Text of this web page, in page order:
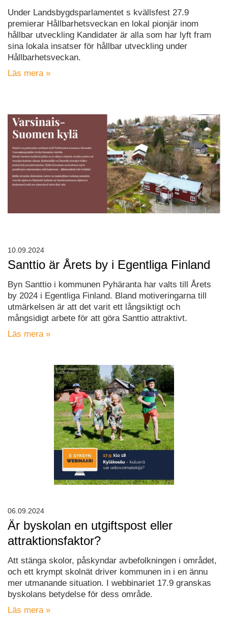
Under Landsbygdsparlamentet s kvällsfest 27.9
premierar Hållbarhetsveckan en lokal pionjär inom
hållbar utveckling Kandidater är alla som har lyft fram
sina lokala insatser för hållbar utveckling under
Hållbarhetsveckan.
Läs mera »
Santtio är Årets by i Egentliga Finland
Byn Santtio i kommunen Pyhäranta har valts till Årets
by 2024 i Egentliga Finland. Bland motiveringarna till
utmärkelsen är att det varit ett långsiktigt och
mångsidigt arbete för att göra Santtio attraktivt.
Läs mera »
10.09.2024
Är byskolan en utgiftspost eller
attraktionsfaktor?
Att stänga skolor, påskyndar avbefolkningen i området,
och ett krympt skolnät driver kommunen in i en ännu
mer utmanande situation. I webbinariet 17.9 granskas
byskolans betydelse för dess område.
Läs mera »
06.09.2024